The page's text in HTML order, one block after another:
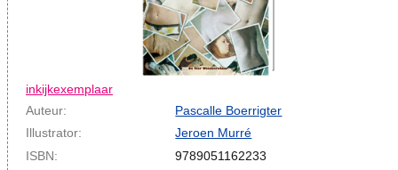
inkijkexemplaar
Auteur:
Pascalle Boerrigter
Illustrator:
Jeroen Murré
ISBN:
9789051162233